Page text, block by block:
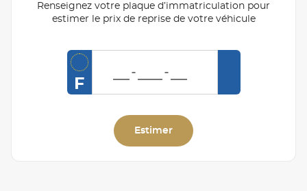
Renseignez votre plaque d’immatriculation pour
estimer le prix de reprise de votre véhicule
F
Estimer